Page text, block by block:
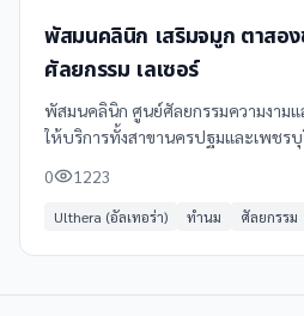
พัสมนคลินิก เสริมจมูก ตาสอ
ศัลยกรรม เลเซอร์
พัสมนคลินิก ศูนย์ศัลยกรรมความงามแ
ให้บริการทั้งสาขานครปฐมและเพชร
เป็นธรรมชาติ
0 1223
Ulthera (อัลเทอร่า) ทำนม ศัลยกรรม